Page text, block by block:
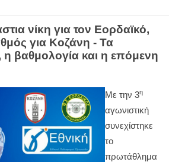
νίκη για τον Εορδαϊκό,
για Κοζάνη - Τα
η βαθμολογία και η επόμενη
Με την 3η
αγωνιστική
συνεχίστηκε
το
πρωτάθλημα